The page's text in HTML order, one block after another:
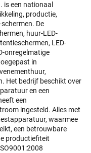
is een nationaal
productie,
De
huur-LED-
LED-
onregelmatige
in
Het bedrijf beschikt over
en een
een
ingesteld. Alles met
waarmee
een betrouwbare
productiefiteit